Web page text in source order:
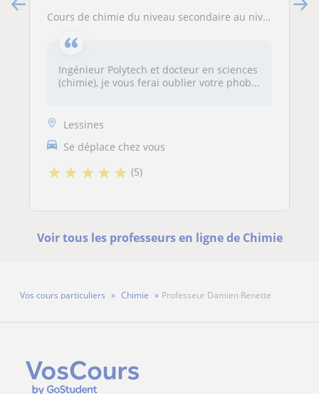
Cours de chimie du niveau secondaire au niveau universitaire
Ingénieur Polytech et docteur en sciences
(chimie), je vous ferai oublier votre phob...
Lessines
Se déplace chez vous
★★ ★★★ (5)
Voir tous les professeurs en ligne de Chimie
Vos cours particuliers Chimie Professeur Damien Renette